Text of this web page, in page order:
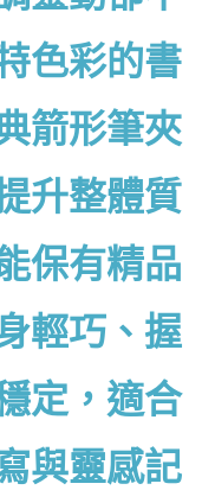
色彩的書
箭形筆夾
升整體質
保有精品
輕巧、握
定，適合
與靈感記